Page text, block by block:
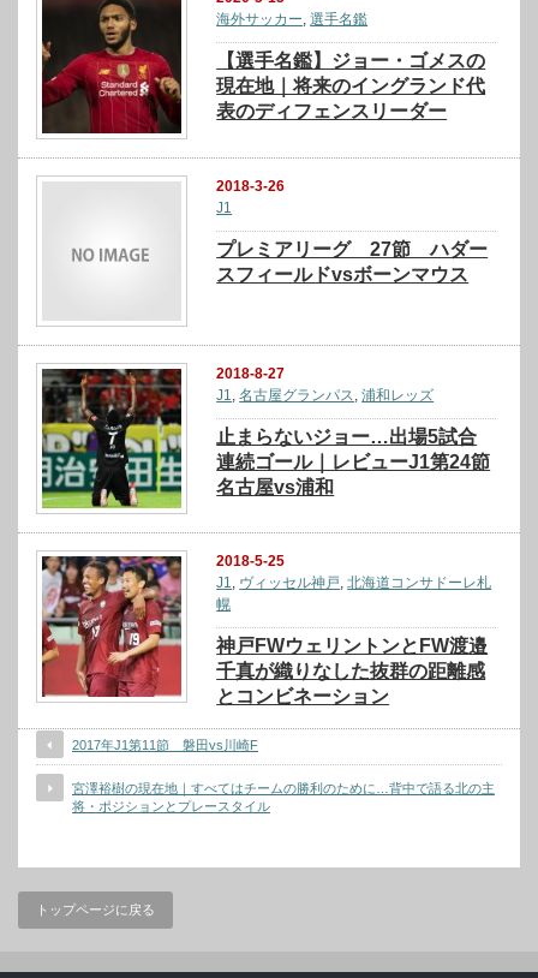
海外サッカー,選手名鑑
【選手名鑑】ジョー・ゴメスの
現在地｜将来のイングランド代
表のディフェンスリーダー
2018-3-26
J1
プレミアリーグ 27節 ハダー
スフィールドvsボーンマウス
2018-8-27
J1,名古屋グランパス,浦和レッズ
止まらないジョー…出場5試合
連続ゴール｜レビューJ1第24節
名古屋vs浦和
2018-5-25
J1, ヴィッセル神戸,北海道コンサドーレ札
幌
神戸FWウェリントンとFW渡邉
千真が織りなした抜群の距離感
とコンビネーション
2017年J1第11節 磐田vs川崎F
宮澤裕樹の現在地｜すべてはチームの勝利のために…背中で語る北の主
将・ポジションとプレースタイル
トップページに戻る